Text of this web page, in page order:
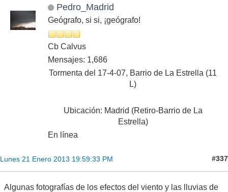
Pedro_Madrid
Geógrafo, si si, ¡geógrafo!
Cb Calvus
Mensajes: 1,686
Tormenta del 17-4-07, Barrio de La Estrella (11
L)
Ubicación: Madrid (Retiro-Barrio de La
Estrella)
En línea
Lunes 21 Enero 2013 19:59:33 PM #337
Algunas fotografías de los efectos del viento y las lluvias de